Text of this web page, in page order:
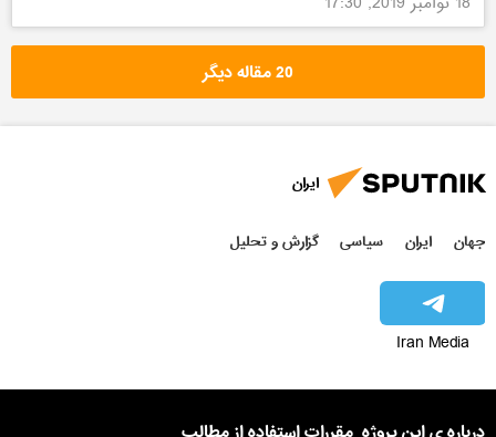
20 مقاله دیگر
ایران
جهان ایران سیاسی گزارش و تحلیل
Iran Media